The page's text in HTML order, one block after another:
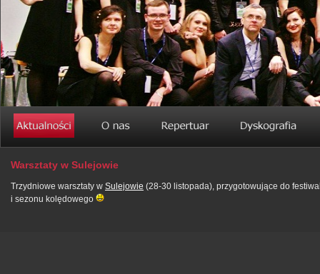
Warsztaty w Sulejowie
Trzydniowe warsztaty w Sulejowie (28-30 listopada), przygotowujące do
i sezonu kolędowego